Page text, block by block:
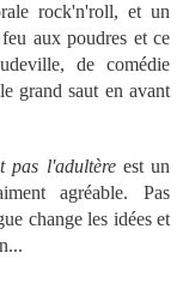
rock'n'roll, et un
aux poudres et ce
de comédie
grand saut en avant
pas l'adultèreest un
agréable. Pas
change les idées et